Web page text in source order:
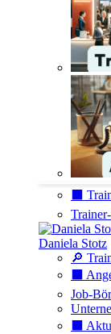
⬛️
Daniela Stotz
🔎
⬛️
Job-
⬛️